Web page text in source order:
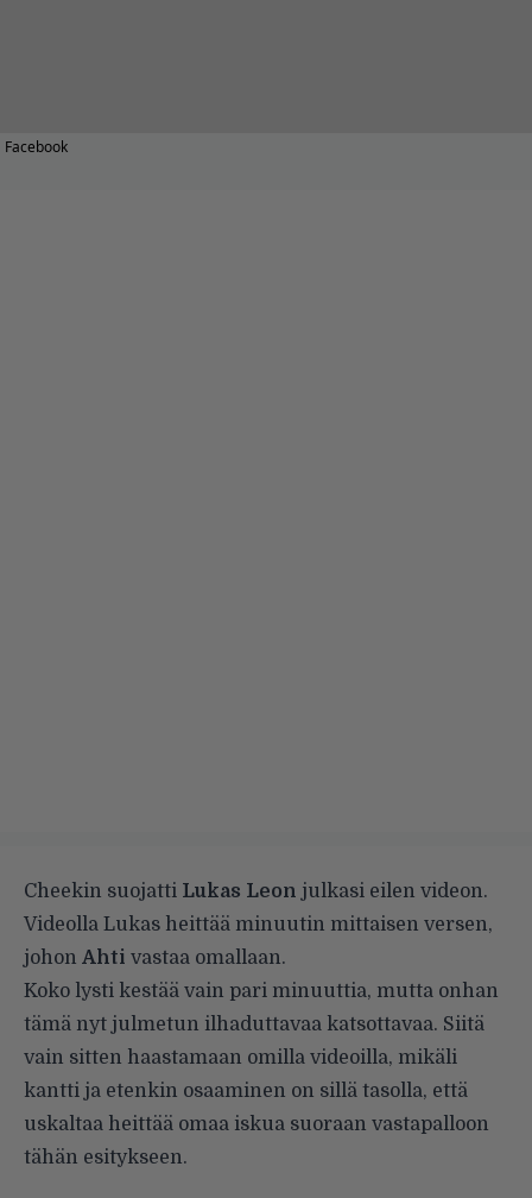
Facebook
Cheekin suojatti Lukas Leon julkasi eilen videon.
Videolla Lukas heittää minuutin mittaisen versen,
johon Ahti vastaa omallaan.
Koko lysti kestää vain pari minuuttia, mutta onhan
tämä nyt julmetun ilhaduttavaa katsottavaa. Siitä
vain sitten haastamaan omilla videoilla, mikäli
kantti ja etenkin osaaminen on sillä tasolla, että
uskaltaa heittää omaa iskua suoraan vastapalloon
tähän esitykseen.